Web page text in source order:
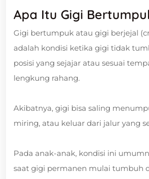
Apa Itu Gigi
Gigi bertumpuk atau gigi berjejal
adalah kondisi ketika gigi tidak
posisi yang sejajar atau sesuai
lengkung rahang.
Akibatnya, gigi bisa saling
miring, atau keluar dari jalur yang
Pada anak-anak, kondisi ini
saat gigi permanen mulai tumbuh